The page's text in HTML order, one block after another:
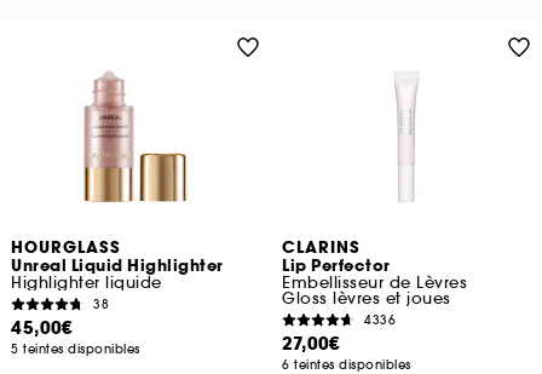
HOURGLASS
Unreal Liquid Highlighter
Highlighter liquide
38
45,00€
5 teintes disponibles
CLARINS
Lip Perfector
Embellisseur de Lèvres
Gloss lèvres et joues
4336
27,00€
6 teintes disponibles